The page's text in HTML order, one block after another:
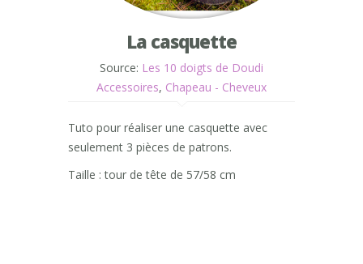
La casquette
Source: Les 10 doigts de Doudi
Accessoires, Chapeau - Cheveux
Tuto pour réaliser une casquette avec
seulement 3 pièces de patrons.
Taille : tour de tête de 57/58 cm